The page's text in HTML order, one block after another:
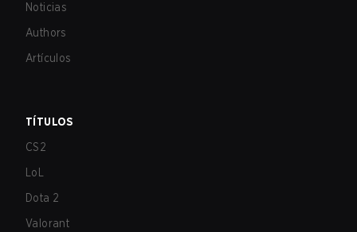
Noticias
Authors
Artículos
TÍTULOS
CS2
LoL
Dota 2
Valorant